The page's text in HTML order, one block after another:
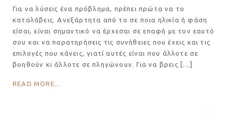
Για να λύσεις ένα πρόβλημα, πρέπει πρώτα να το
καταλάβεις. Ανεξάρτητα από το σε ποια ηλικία ή φάση
είσαι, είναι σημαντικό να έρχεσαι σε επαφή με τον εαυτό
σου και να παρατηρήσεις τις συνήθειες που έχεις και τις
επιλογές που κάνεις, γιατί αυτές είναι που άλλοτε σε
βοηθούν κι άλλοτε σε πληγώνουν. Για να βρεις […]
READ MORE...